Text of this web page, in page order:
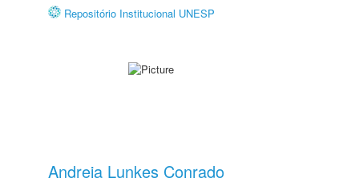
Repositório Institucional UNESP
Andreia Lunkes Conrado